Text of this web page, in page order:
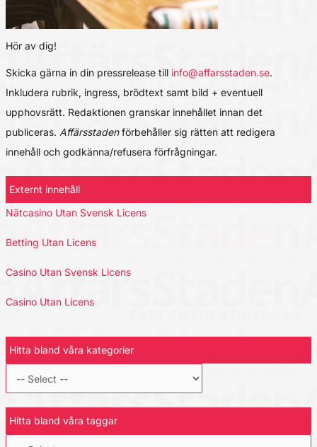
Hör av dig!
Skicka gärna in din pressrelease till info@affarsstaden.se.
Inkludera rubrik, ingress, brödtext samt bild + eventuell
upphovsrätt. Redaktionen granskar innehållet innan det
publiceras. Affärsstadenförbehåller sig rätten att redigera
innehåll och godkänna/refusera förfrågningar.
Externt innehåll
Nätcasino Utan Svensk Licens
Betting Utan Licens
Casino Utan Svensk Licens
Casino Utan Licens
Hitta bland våra kategorier
Hitta bland våra taggar